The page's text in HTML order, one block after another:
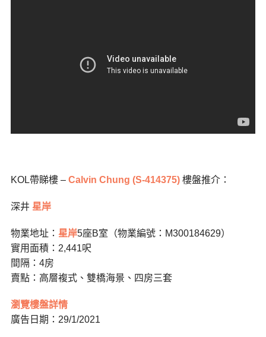
KOL帶睇樓 – Calvin Chung (S-414375)樓盤推介：
深井 星岸
物業地址： 星岸5座B室（物業編號：M300184629）
實用面積：2,441呎
間隔：4房
賣點：高層複式、雙橋海景、四房三套
瀏覽樓盤詳情
廣告日期：29/1/2021